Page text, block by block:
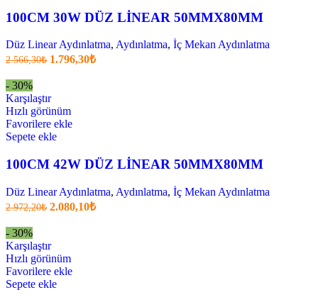
100CM 30W DÜZ LİNEAR 50MMX80MM
Düz Linear Aydınlatma, Aydınlatma, İç Mekan Aydınlatma
2.566,30₺ Orijinal
1.796,30₺Şu
- 30%
Karşılaştır
Hızlı görünüm
Favorilere ekle
Sepete ekle
100CM 42W DÜZ LİNEAR 50MMX80MM
Düz Linear Aydınlatma, Aydınlatma, İç Mekan Aydınlatma
2.972,20₺ Orijinal
2.080,10₺Şu
- 30%
Karşılaştır
Hızlı görünüm
Favorilere ekle
Sepete ekle